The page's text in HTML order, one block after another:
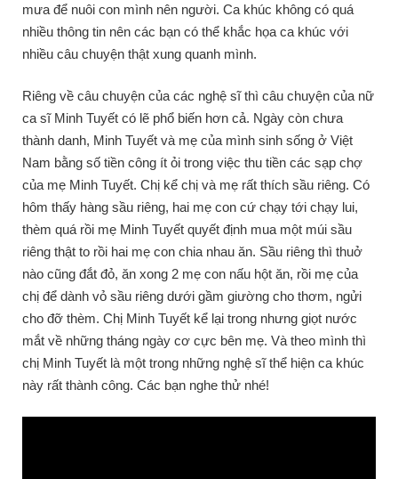
mưa để nuôi con mình nên người. Ca khúc không có quá
nhiều thông tin nên các bạn có thể khắc họa ca khúc với
nhiều câu chuyện thật xung quanh mình.
Riêng về câu chuyện của các nghệ sĩ thì câu chuyện của nữ
ca sĩ Minh Tuyết có lẽ phổ biến hơn cả. Ngày còn chưa
thành danh, Minh Tuyết và mẹ của mình sinh sống ở Việt
Nam bằng số tiền công ít ỏi trong việc thu tiền các sạp chợ
của mẹ Minh Tuyết. Chị kể chị và mẹ rất thích sầu riêng. Có
hôm thấy hàng sầu riêng, hai mẹ con cứ chạy tới chạy lui,
thèm quá rồi mẹ Minh Tuyết quyết định mua một múi sầu
riêng thật to rồi hai mẹ con chia nhau ăn. Sầu riêng thì thuở
nào cũng đắt đỏ, ăn xong 2 mẹ con nấu hột ăn, rồi mẹ của
chị để dành vỏ sầu riêng dưới gầm giường cho thơm, ngửi
cho đỡ thèm. Chị Minh Tuyết kể lại trong nhưng giọt nước
mắt về những tháng ngày cơ cực bên mẹ. Và theo mình thì
chị Minh Tuyết là một trong những nghệ sĩ thể hiện ca khúc
này rất thành công. Các bạn nghe thử nhé!